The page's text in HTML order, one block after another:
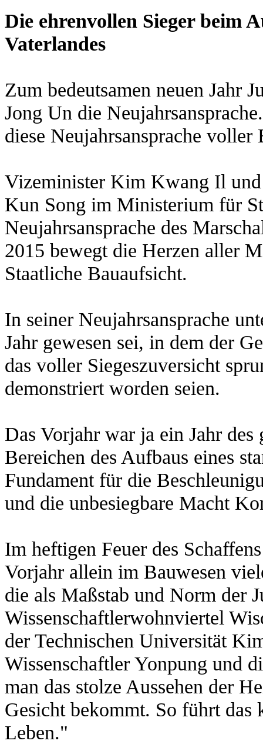
Die ehrenvollen Sieger beim
Vaterlandes
Zum bedeutsamen neuen Jahr
Jong Un die
diese Neujahrsansprache voller
Vizeminister Kim Kwang Il
Kun Song im Ministerium für
Neujahrsansprache des
2015 bewegt die Herzen aller
Staatliche Bauaufsicht.
In seiner Neujahrsansprache
Jahr gewesen sei, in dem der
das voller Siegeszuversicht
demonstriert worden seien.
Das Vorjahr war ja ein Jahr
Bereichen des Aufbaus eines
Fundament für die
und die unbesiegbare Macht
Im heftigen Feuer des
Vorjahr allein im Bauwesen
die als Maßstab und Norm der
Wissenschaftlerwohnviertel
der Technischen Universität
Wissenschaftler Yonpung und
man das stolze Aussehen der
Gesicht bekommt. So führt das
Leben."